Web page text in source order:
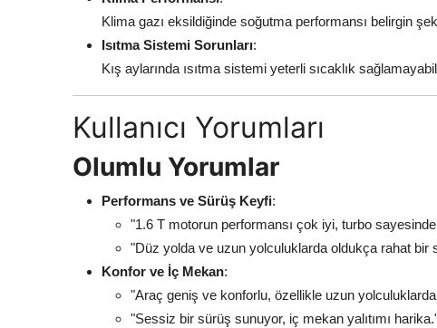
Klima gazı eksildiğinde soğutma performansı belirgin
Isıtma Sistemi Sorunları:
Kış aylarında ısıtma sistemi yeterli sıcaklık
Kullanıcı Yorumları
Olumlu Yorumlar
Performans ve Sürüş Keyfi:
"1.6 T motorun performansı çok iyi, turbo
"Düz yolda ve uzun yolculuklarda oldukça rahat bir
Konfor ve İç Mekan:
"Araç geniş ve konforlu, özellikle uzun
"Sessiz bir sürüş sunuyor, iç mekan yalıtımı